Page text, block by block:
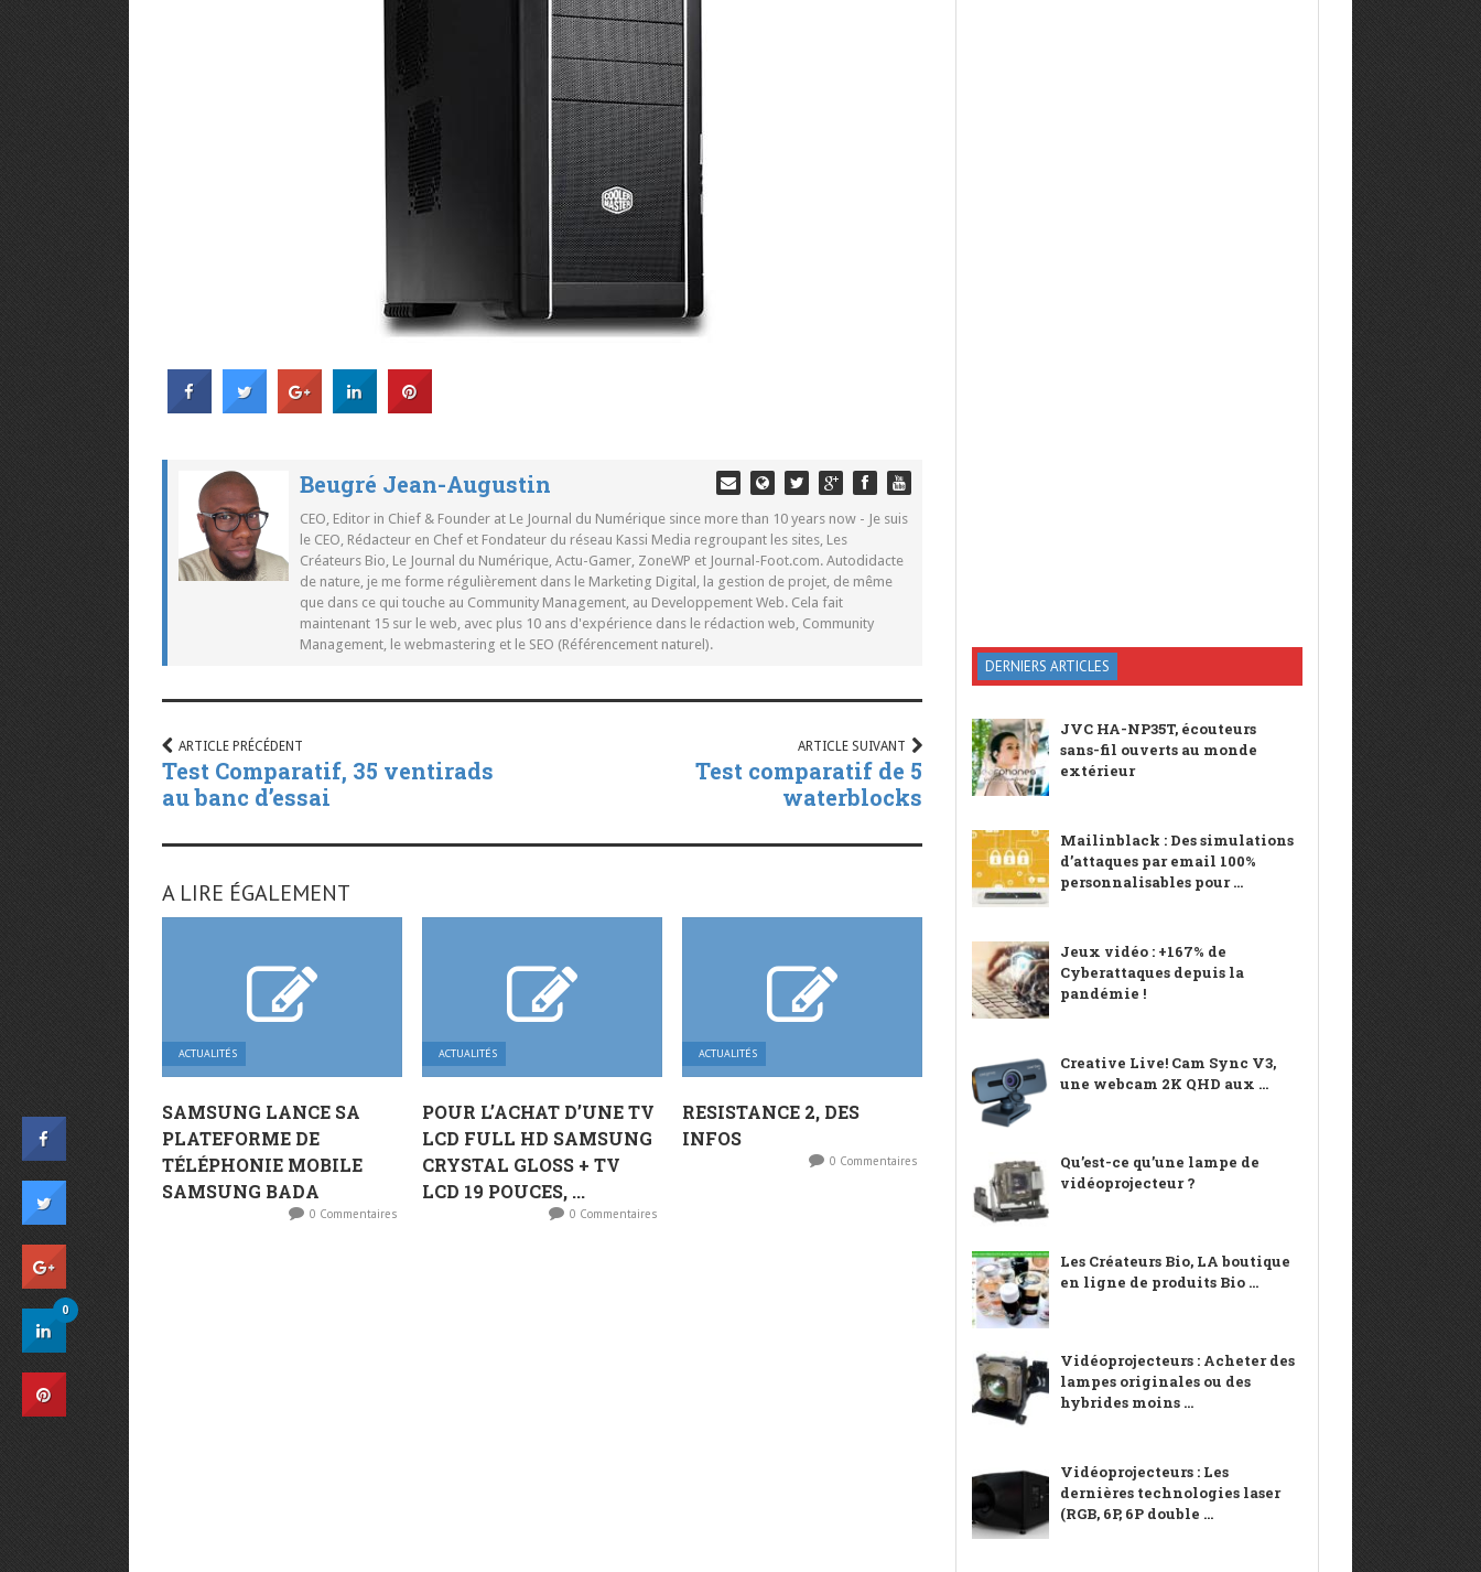
Beugré Jean-Augustin
CEO, Editor in Chief & Founder at Le Journal du Numérique since more than 10 years now - Je suis
le CEO, Rédacteur en Chef et Fondateur du réseau Kassi Media regroupant les sites, Les
Créateurs Bio, Le Journal du Numérique, Actu-Gamer, ZoneWP et Journal-Foot.com. Autodidacte
de nature, je me forme régulièrement dans le Marketing Digital, la gestion de projet, de même
que dans ce qui touche au Community Management, au Developpement Web. Cela fait
maintenant 15 sur le web, avec plus 10 ans d'expérience dans le rédaction web, Community
Management, le webmastering et le SEO (Référencement naturel).
ARTICLE PRÉCÉDENT
Test Comparatif, 35 ventirads
au banc d’essai
ARTICLE SUIVANT
Test comparatif de 5
waterblocks
A LIRE ÉGALEMENT
ACTUALITÉS
SAMSUNG LANCE SA
PLATEFORME DE
TÉLÉPHONIE MOBILE
SAMSUNG BADA
0 Commentaires
ACTUALITÉS
POUR L’ACHAT D’UNE TV
LCD FULL HD SAMSUNG
CRYSTAL GLOSS + TV
LCD 19 POUCES, ...
0 Commentaires
ACTUALITÉS
RESISTANCE 2, DES
INFOS
0 Commentaires
DERNIERS ARTICLES
JVC HA-NP35T, écouteurs
sans-fil ouverts au monde
extérieur
Mailinblack : Des simulations
d’attaques par email 100%
personnalisables pour ...
Jeux vidéo : +167% de
Cyberattaques depuis la
pandémie !
Creative Live! Cam Sync V3,
une webcam 2K QHD aux ...
Qu’est-ce qu’une lampe de
vidéoprojecteur ?
Les Créateurs Bio, LA boutique
en ligne de produits Bio ...
Vidéoprojecteurs : Acheter des
lampes originales ou des
hybrides moins ...
Vidéoprojecteurs : Les
dernières technologies laser
(RGB, 6P, 6P double ...
0